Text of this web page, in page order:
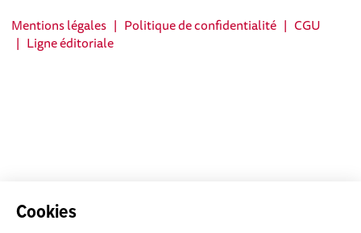
Cookies
Mentions légales | Politique de confidentialité | CGU
| Ligne éditoriale